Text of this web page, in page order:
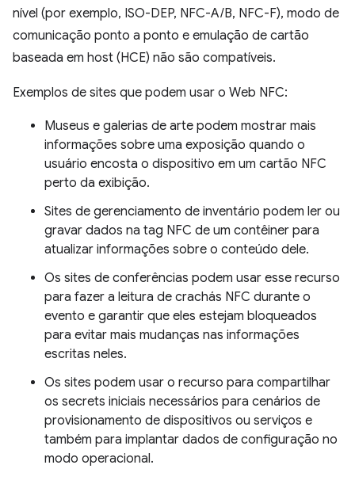
nível (por exemplo, ISO-DEP, NFC-A/B, NFC-F), modo de
comunicação ponto a ponto e emulação de cartão
baseada em host (HCE) não são compatíveis.
Exemplos de sites que podem usar o Web NFC:
Museus e galerias de arte podem mostrar mais
informações sobre uma exposição quando o
usuário encosta o dispositivo em um cartão NFC
perto da exibição.
Sites de gerenciamento de inventário podem ler ou
gravar dados na tag NFC de um contêiner para
atualizar informações sobre o conteúdo dele.
Os sites de conferências podem usar esse recurso
para fazer a leitura de crachás NFC durante o
evento e garantir que eles estejam bloqueados
para evitar mais mudanças nas informações
escritas neles.
Os sites podem usar o recurso para compartilhar
os secrets iniciais necessários para cenários de
provisionamento de dispositivos ou serviços e
também para implantar dados de configuração no
modo operacional.